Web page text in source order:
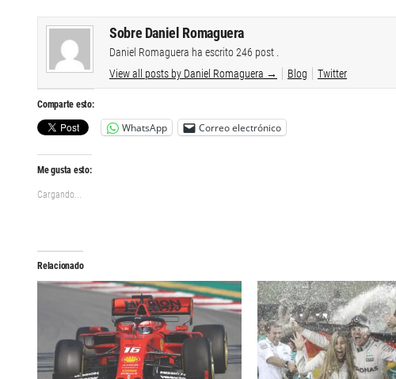
Sobre Daniel Romaguera
Daniel Romaguera ha escrito 246 post .
View all posts by Daniel Romaguera → Blog Twitter
Comparte esto:
WhatsApp Correo electrónico
Me gusta esto:
Cargando...
Relacionado